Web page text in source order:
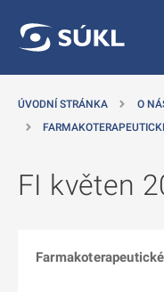
ÚVODNÍ STRÁNKA O
FI květen